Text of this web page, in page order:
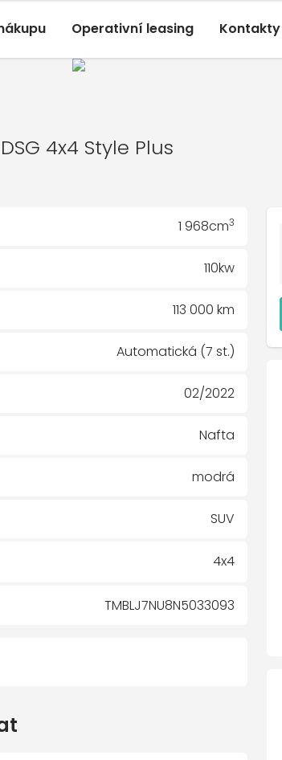
Operativní leasing Kontakty
4x4 Style Plus
1 968cm3
110kw
113 000 km
Automatická (7 st.)
02/2022
Nafta
modrá
SUV
4x4
TMBLJ7NU8N5033093
113 000 Km